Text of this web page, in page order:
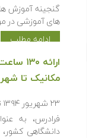
گنجینه آموزش
های آموزشی در
ادامه مطلب
مکانیک تا
۲۳ شهریور ۱۳۹۴
فرادرس، به
دانشگاهی